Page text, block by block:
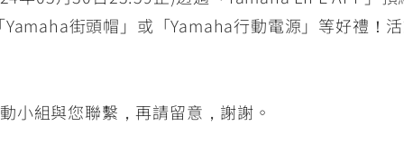
街頭帽」或「Yamaha行動電源」等好禮！
小組與您聯繫，再請留意，謝謝。